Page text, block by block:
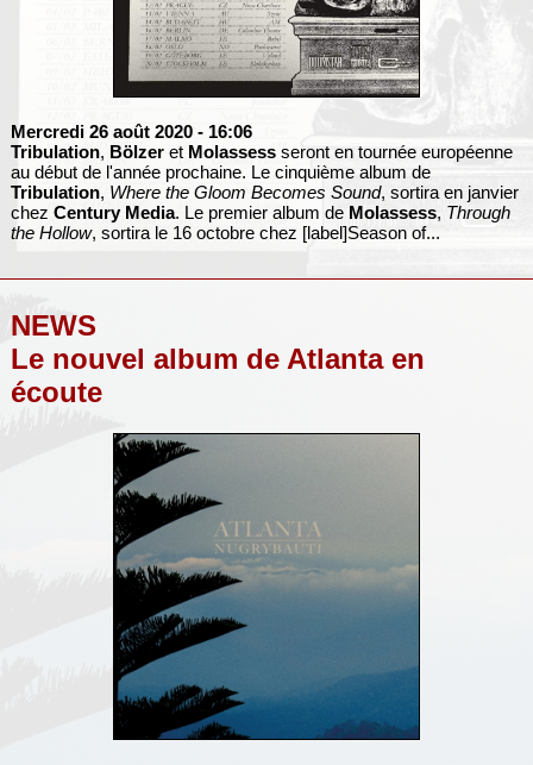
Mercredi 26 août 2020 - 16:06
Tribulation, Bölzeret Molassessseront en tournée européenne
au début de l'année prochaine. Le cinquième album de
Tribulation, Where the Gloom Becomes Sound, sortira en janvier
chez Century Media. Le premier album de Molassess, Through
the Hollow, sortira le 16 octobre chez [label]Season of...
NEWS
Le nouvel album de Atlanta en
écoute